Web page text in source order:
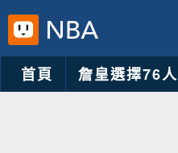
首頁 詹皇選擇76人